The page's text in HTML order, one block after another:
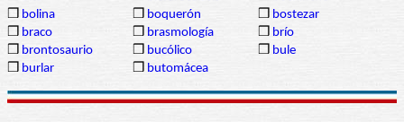
❒ bolina ❒ boquerón ❒ bostezar
❒ braco ❒ brasmología ❒ brío
❒ brontosaurio ❒ bucólico ❒ bule
❒ burlar ❒ butomácea